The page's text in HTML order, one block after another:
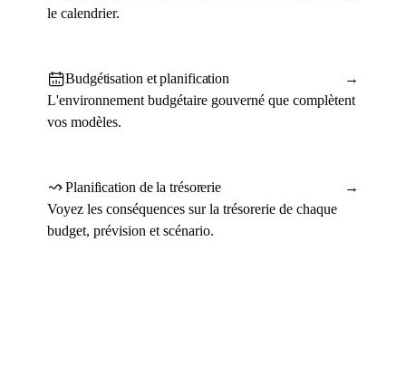
le calendrier.
Budgétisation et planification
→
L'environnement budgétaire gouverné que complètent
vos modèles.
Planification de la trésorerie
→
Voyez les conséquences sur la trésorerie de chaque
budget, prévision et scénario.